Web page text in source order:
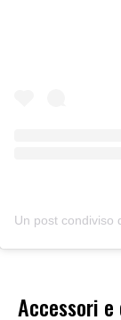
Accessori